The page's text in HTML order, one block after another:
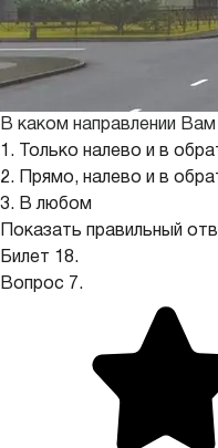
В каком направлении
1. Только налево и в
2. Прямо, налево и в
3. В любом
Показать правильный
Билет 18.
Вопрос 7.